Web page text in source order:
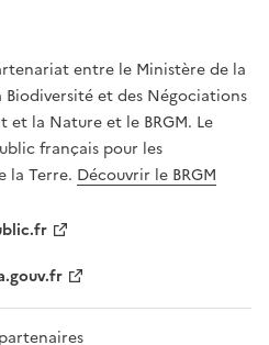
T
É
,
É
G
A
L
F
A
T
entre le Ministère de la
et des Négociations
la Nature et le BRGM. Le
français pour les
la Terre. Découvrir le BRGM